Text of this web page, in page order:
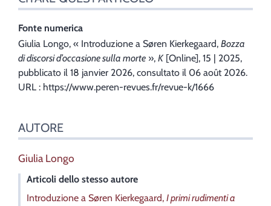
Fonte numerica
Giulia Longo, « Introduzione a Søren Kierkegaard, Bozza
di discorsi d’occasione sulla morte », K [Online], 15 | 2025,
pubblicato il 18 janvier 2026, consultato il 06 août 2026.
URL : https://www.peren-revues.fr/revue-k/1666
AUTORE
GiuliaLongo
Articoli dello stesso autore
Introduzione a Søren Kierkegaard, I primi rudimenti a